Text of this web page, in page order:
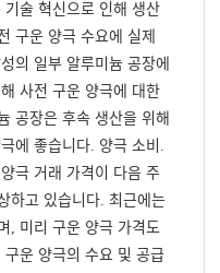
술 혁신으로 인해 생산
구운 양극 수요에 실제
의 일부 알루미늄 공장에
사전 구운 양극에 대한
공장은 후속 생산을 위해
에 좋습니다. 양극 소비.
극 거래 가격이 다음 주
하고 있습니다. 최근에는
, 미리 구운 양극 가격도
운 양극의 수요 및 공급